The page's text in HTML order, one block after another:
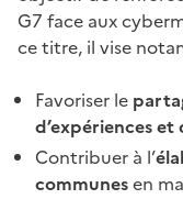
G7 face aux
ce titre, il vise
Favoriser le
d’expériences
Contribuer à l’
communesen